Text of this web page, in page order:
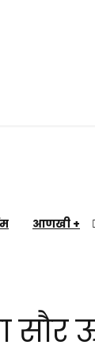
आणखी +